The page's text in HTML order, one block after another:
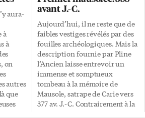
aura-
à
à
on
autres
que
avant J.-C.
Aujourd’hui, il ne reste que de
faibles vestiges révélés par des
fouilles archéologiques. Mais la
description fournie par Pline
l’Ancien laisse entrevoir un
immense et somptueux
tombeau à la mémoire de
Mausole, satrape de Carie vers
377 av. J.-C. Contrairement à la